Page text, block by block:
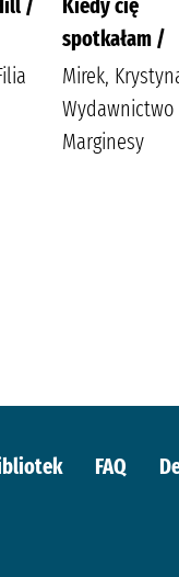
spotkałam /
Mirek,
Wydawnictwo
Marginesy
FAQ